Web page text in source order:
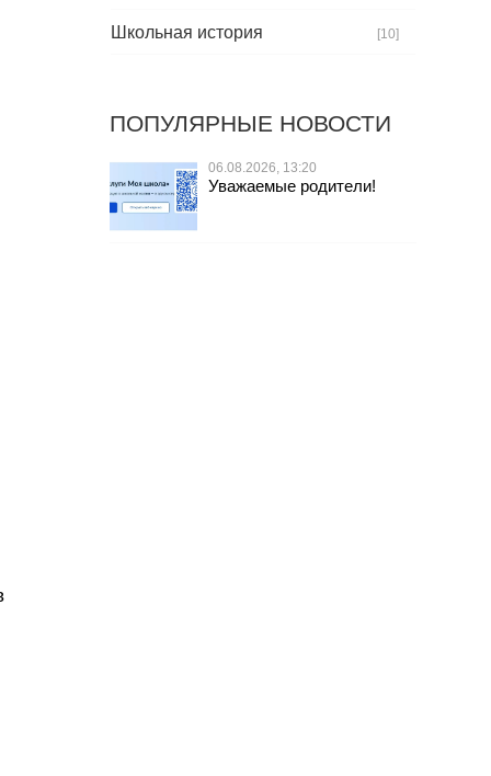
Школьная история [10]
ПОПУЛЯРНЫЕ НОВОСТИ
06.08.2026, 13:20
Уважаемые родители!